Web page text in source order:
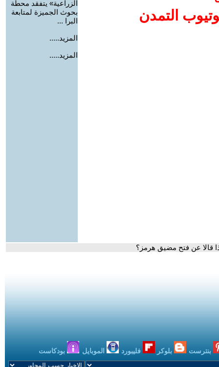
التمدن
الزراعية» يتفقد محطة
بحوث الجميزة لمتابعة
البرا ...
المزيد.....
المزيد.....
قالا عن فتح مضيق هرمز؟
بنترست بلوكر فليبورد الموبايل بودكاست